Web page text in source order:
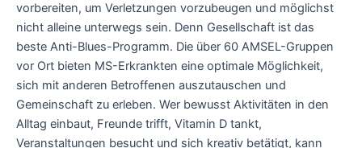
vorbereiten, um Verletzungen vorzubeugen und möglichst
nicht alleine unterwegs sein. Denn Gesellschaft ist das
beste Anti-Blues-Programm. Die über 60 AMSEL-Gruppen
vor Ort bieten MS-Erkrankten eine optimale Möglichkeit,
sich mit anderen Betroffenen auszutauschen und
Gemeinschaft zu erleben. Wer bewusst Aktivitäten in den
Alltag einbaut, Freunde trifft, Vitamin D tankt,
Veranstaltungen besucht und sich kreativ betätigt, kann